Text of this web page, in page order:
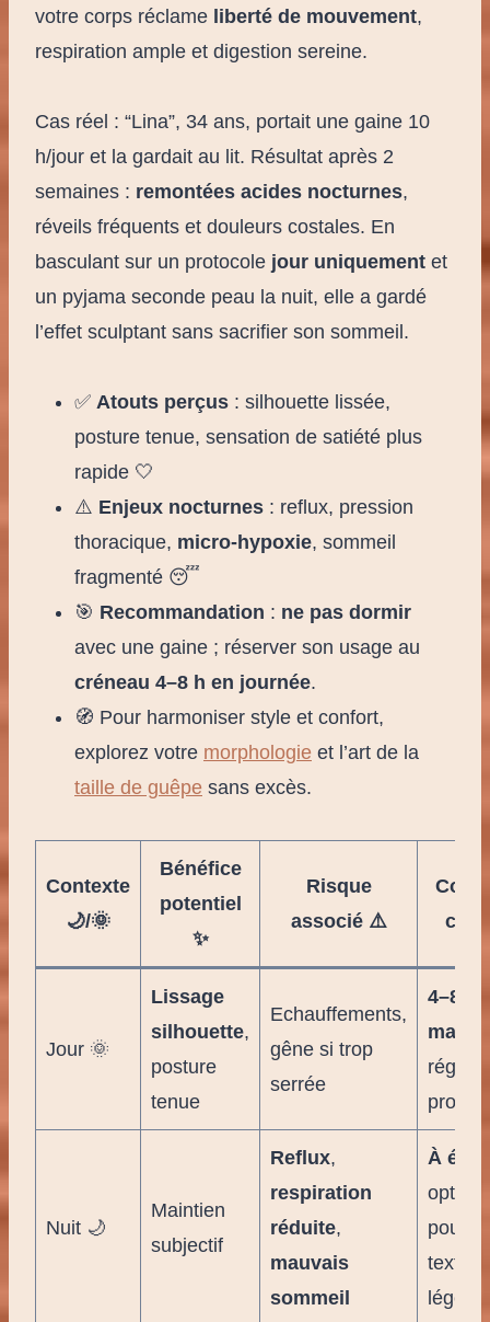
votre corps réclame liberté de mouvement,
respiration ample et digestion sereine.
Cas réel : “Lina”, 34 ans, portait une gaine 10
h/jour et la gardait au lit. Résultat après 2
semaines : remontées acides nocturnes,
réveils fréquents et douleurs costales. En
basculant sur un protocole jour uniquement et
un pyjama seconde peau la nuit, elle a gardé
l’effet sculptant sans sacrifier son sommeil.
✅ Atouts perçus : silhouette lissée,
posture tenue, sensation de satiété plus
rapide 🤍
⚠️ Enjeux nocturnes : reflux, pression
thoracique, micro-hypoxie, sommeil
fragmenté 😴
🎯 Recommandation : ne pas dormir
avec une gaine ; réserver son usage au
créneau 4–8 h en journée.
🧭 Pour harmoniser style et confort,
explorez votre morphologie et l’art de la
taille de guêpe sans excès.
Contexte
🌙/🌞
Bénéfice
potentiel
✨
Risque
associé ⚠️
clé
Jour 🌞
Lissage
silhouette,
posture
tenue
Echauffements,
gêne si trop
serrée
4–8 h
max
Nuit 🌙
Maintien
subjectif
Reflux,
respiration
réduite,
mauvais
sommeil
À
opter
pour
textile
léger